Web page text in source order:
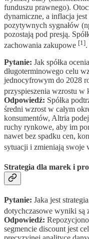
funduszu prawnego).
dynamiczne, a inflacja
pozytywnych sygnałów
pozostają pod presją.
zachowania zakupowe [1].
Pytanie: Jak spółka
długoterminowego celu
jednocyfrowym do 2028
przyspieszenia wzrostu w
Odpowiedź: Spółka
średni wzrost w całym
konsumentów, Altria
ruchy rynkowe, aby im
nawet bez spadku cen,
sytuacji i zmieniają swoje
Strategia dla marek i
Pytanie: Jaka jest
dotychczasowe wyniki są
Odpowiedź:
segmencie discount jest